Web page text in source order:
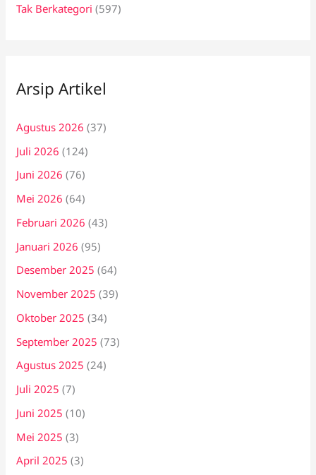
Tak Berkategori (597)
Arsip Artikel
Agustus 2026 (37)
Juli 2026 (124)
Juni 2026 (76)
Mei 2026 (64)
Februari 2026 (43)
Januari 2026 (95)
Desember 2025 (64)
November 2025 (39)
Oktober 2025 (34)
September 2025 (73)
Agustus 2025 (24)
Juli 2025 (7)
Juni 2025 (10)
Mei 2025 (3)
April 2025 (3)